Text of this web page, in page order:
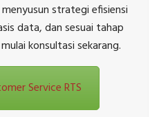
strategi efisiensi
data, dan sesuai tahap
konsultasi sekarang.
Service RTS